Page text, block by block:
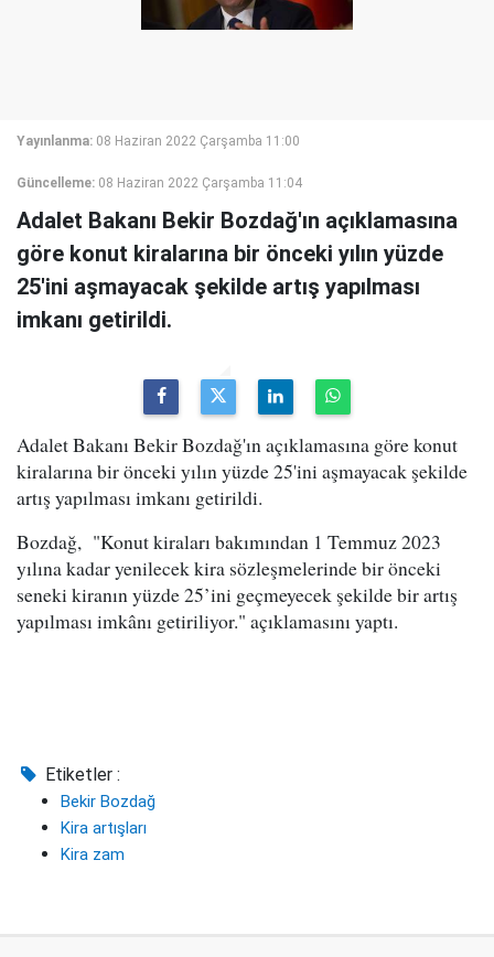
Yayınlanma: 08 Haziran 2022 Çarşamba 11:00
Güncelleme: 08 Haziran 2022 Çarşamba 11:04
Adalet Bakanı Bekir Bozdağ'ın açıklamasına
göre konut kiralarına bir önceki yılın yüzde
25'ini aşmayacak şekilde artış yapılması
imkanı getirildi.
Adalet Bakanı Bekir Bozdağ'ın açıklamasına göre konut
kiralarına bir önceki yılın yüzde 25'ini aşmayacak şekilde
artış yapılması imkanı getirildi.
Bozdağ, "Konut kiraları bakımından 1 Temmuz 2023
yılına kadar yenilecek kira sözleşmelerinde bir önceki
seneki kiranın yüzde 25’ini geçmeyecek şekilde bir artış
yapılması imkânı getiriliyor." açıklamasını yaptı.
Etiketler :
Bekir Bozdağ
Kira artışları
Kira zam